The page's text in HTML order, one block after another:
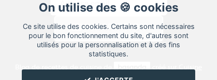
On utilise des 🍪 cookies
Ce site utilise des cookies. Certains sont nécessaires
pour le bon fonctionnement du site, d'autres sont
utilisés pour la personnalisation et à des fins
statistiques.